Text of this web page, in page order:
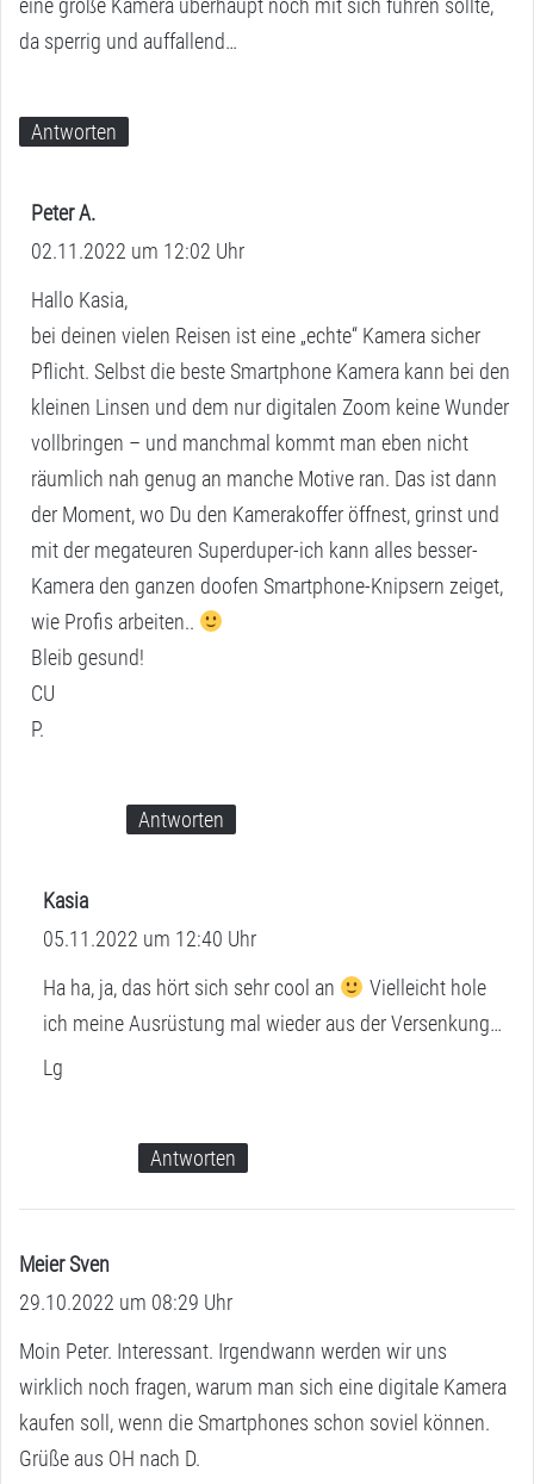
eine große Kamera überhaupt noch mit sich führen sollte,
da sperrig und auffallend…
Antworten
Peter A.
a
g
t
:
02.11.2022 um 12:02 Uhr
Hallo Kasia,
bei deinen vielen Reisen ist eine „echte“ Kamera sicher
Pflicht. Selbst die beste Smartphone Kamera kann bei den
kleinen Linsen und dem nur digitalen Zoom keine Wunder
vollbringen – und manchmal kommt man eben nicht
räumlich nah genug an manche Motive ran. Das ist dann
der Moment, wo Du den Kamerakoffer öffnest, grinst und
mit der megateuren Superduper-ich kann alles besser-
Kamera den ganzen doofen Smartphone-Knipsern zeiget,
wie Profis arbeiten..
Bleib gesund!
CU
P.
Antworten
Kasia
a
g
t
05.11.2022 um 12:40 Uhr
Ha ha, ja, das hört sich sehr cool an
Vielleicht hole
ich meine Ausrüstung mal wieder aus der Versenkung…
Lg
Antworten
Meier Sven
a
g
t
29.10.2022 um 08:29 Uhr
Moin Peter. Interessant. Irgendwann werden wir uns
wirklich noch fragen, warum man sich eine digitale Kamera
kaufen soll, wenn die Smartphones schon soviel können.
Grüße aus OH nach D.